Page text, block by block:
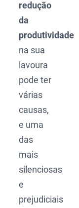
redução
da
produtividade
na sua
lavoura
pode ter
várias
causas,
e uma
das
mais
silenciosas
e
prejudiciais